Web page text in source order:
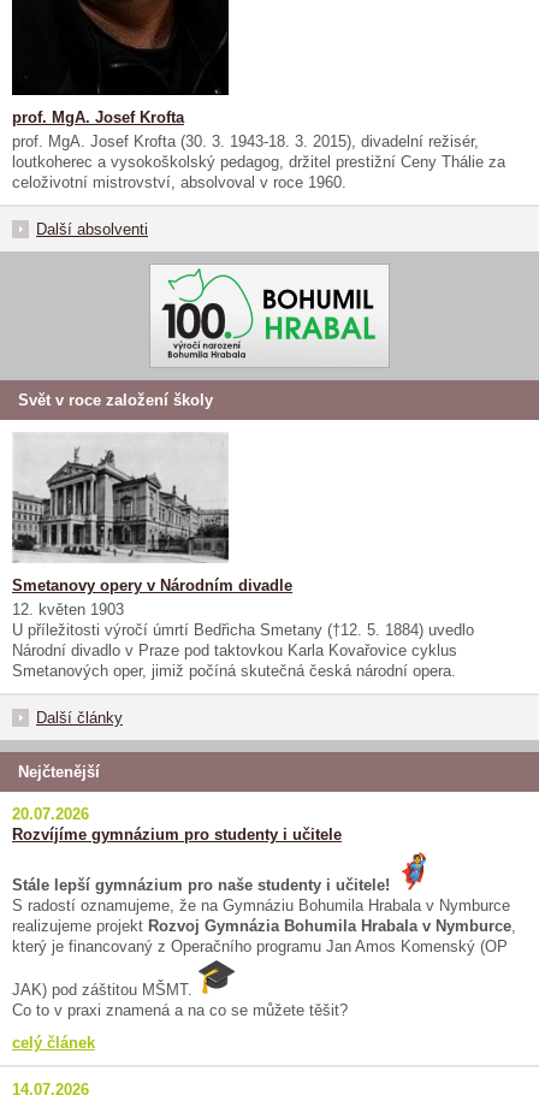
prof. MgA. Josef Krofta
prof. MgA. Josef Krofta (30. 3. 1943-18. 3. 2015), divadelní režisér,
loutkoherec a vysokoškolský pedagog, držitel prestižní Ceny Thálie za
celoživotní mistrovství, absolvoval v roce 1960.
Další absolventi
Svět v roce založení školy
Smetanovy opery v Národním divadle
12. květen 1903
U příležitosti výročí úmrtí Bedřicha Smetany (†12. 5. 1884) uvedlo
Národní divadlo v Praze pod taktovkou Karla Kovařovice cyklus
Smetanových oper, jimiž počíná skutečná česká národní opera.
Další články
Nejčtenější
20.07.2026
Rozvíjíme gymnázium pro studenty i učitele
Stále lepší gymnázium pro naše studenty i učitele!
S radostí oznamujeme, že na Gymnáziu Bohumila Hrabala v Nymburce
realizujeme projekt Rozvoj Gymnázia Bohumila Hrabala v Nymburce
který je financovaný z Operačního programu Jan Amos Komenský (OP
JAK) pod záštitou MŠMT.
Co to v praxi znamená a na co se můžete těšit?
celý článek
14.07.2026